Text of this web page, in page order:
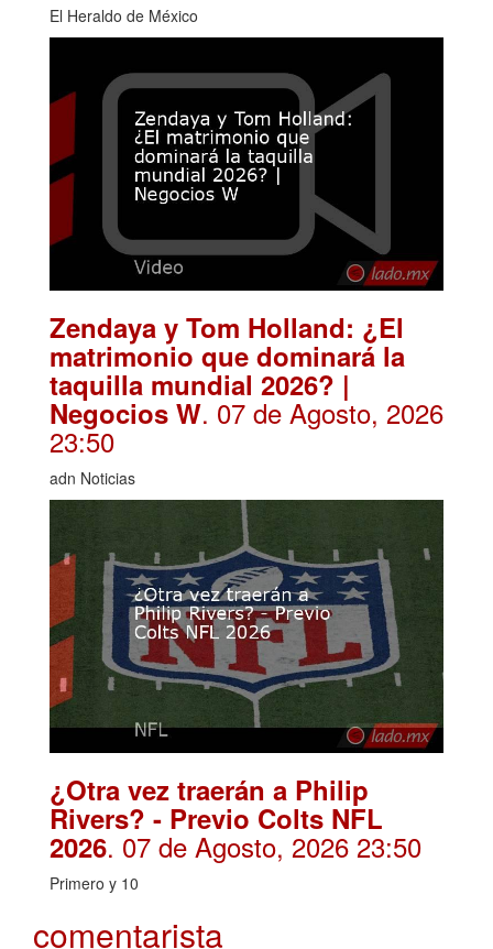
El Heraldo de México
Zendaya y Tom Holland: ¿El
matrimonio que dominará la
taquilla mundial 2026? |
Negocios W. 07 de Agosto, 2026
23:50
adn Noticias
¿Otra vez traerán a Philip
Rivers? - Previo Colts NFL
2026. 07 de Agosto, 2026 23:50
Primero y 10
comentarista